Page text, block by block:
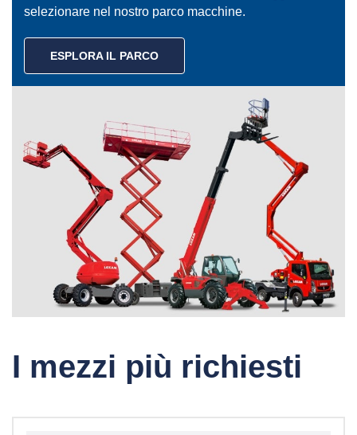
selezionare nel nostro parco macchine.
ESPLORA IL PARCO
I mezzi più richiesti